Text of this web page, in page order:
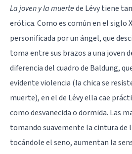
La joven y la muertede Lévy tiene
erótica. Como es común en el siglo
personificada por un ángel, que
toma entre sus brazos a una joven
diferencia del cuadro de Baldung,
evidente violencia (la chica se
muerte), en el de Lévy ella cae
como desvanecida o dormida. Las
tomando suavemente la cintura de
tocándole el seno, aumentan la